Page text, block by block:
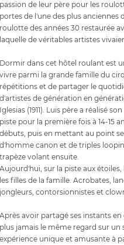
passion de leur père pour les
portes de l'une des plus anciennes
roulotte des années 30 restaurée
laquelle de véritables artistes
Dormir dans cet hôtel roulant est
vivre parmi la grande famille du
répétitions et de partager le
d'artistes de génération en
Iglesias (1911). Luis père a réalisé
piste pour la première fois à 14-15
débuts, puis en mettant au point
d'homme canon et de triples
trapèze volant ensuite.
Aujourd'hui, sur la piste aux étoiles,
les filles de la famille. Acrobates,
jongleurs, contorsionnistes et
Après avoir partagé ses instants en
plus jamais le même regard sur un
expérience unique et amusante à